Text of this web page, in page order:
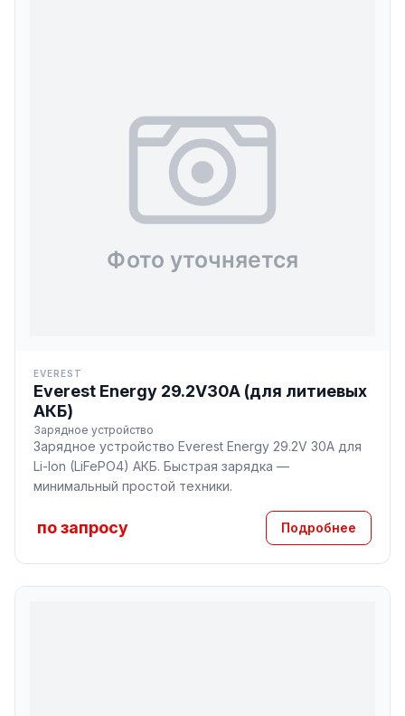
EVEREST
Everest Energy 29.2V30A (для литиевых
АКБ)
Зарядное устройство
Зарядное устройство Everest Energy 29.2V 30A для
Li-Ion (LiFePO4) АКБ. Быстрая зарядка —
минимальный простой техники.
по запросу Подробнее